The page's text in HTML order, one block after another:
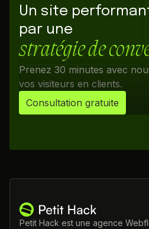
Un site
par une
stratégie de
Prenez 30 minutes avec
vos visiteurs en clients.
Consultation gratuite
Petit Hack est une agence